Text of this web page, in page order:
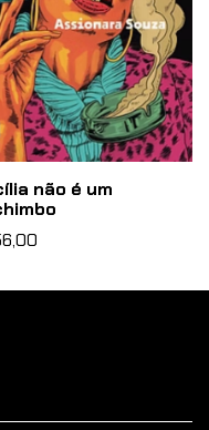
não é um